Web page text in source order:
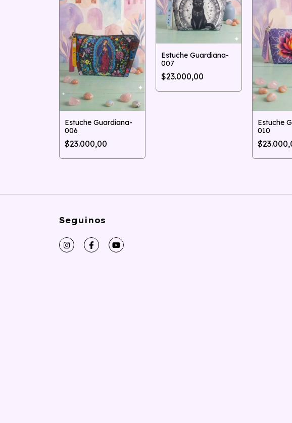
Estuche Guardiana-
006
$23.000,00
Estuche Guardiana-
007
$23.000,00
Estuche
010
Seguinos